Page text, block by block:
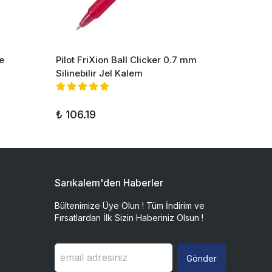
Pilot FriXion Ball Clicker 0.7 mm
Silinebilir Jel Kalem
₺ 106.19
Sarıkalem'den Haberler
Bültenimize Üye Olun ! Tüm İndirim ve
Fırsatlardan İlk Sizin Haberiniz Olsun !
Gönder